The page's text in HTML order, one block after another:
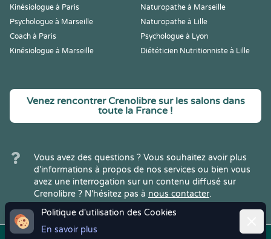
Politique d'utilisation des Cookies
En savoir plus
Kinésiologue à Paris
Naturopathe à Marseille
Psychologue à Marseille
Naturopathe à Lille
Coach à Paris
Psychologue à Lyon
Kinésiologue à Marseille
Diététicien Nutritionniste à Lille
Venez rencontrer Crenolibre sur les salons dans
toute la France !
Vous avez des questions ? Vous souhaitez avoir plus
d'informations à propos de nos services ou bien vous
avez une interrogation sur un contenu diffusé sur
Crenolibre ? N'hésitez pas à nous contacter.